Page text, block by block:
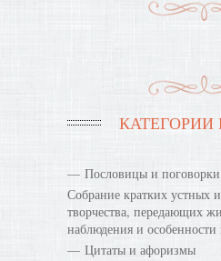
КАТЕГОРИИ
Пословицы и поговорки
Собрание кратких устных
творчества, передающих
наблюдения и особенности
Цитаты и афоризмы